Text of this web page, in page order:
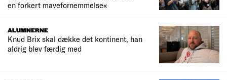
en forkert mavefornemmelse«
ALUMNERNE
Knud Brix skal dække det kontinent, han
aldrig blev færdig med